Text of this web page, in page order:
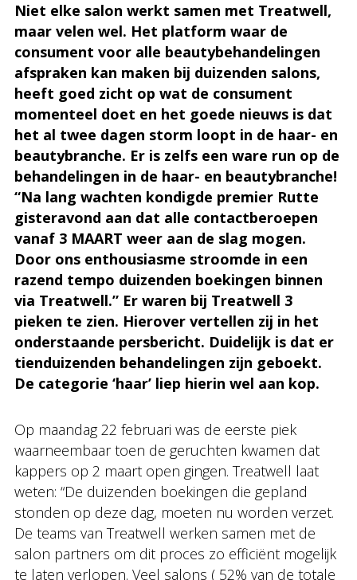
Niet elke salon werkt samen met Treatwell,
maar velen wel. Het platform waar de
consument voor alle beautybehandelingen
afspraken kan maken bij duizenden salons,
heeft goed zicht op wat de consument
momenteel doet en het goede nieuws is dat
het al twee dagen storm loopt in de haar- en
beautybranche. Er is zelfs een ware run op de
behandelingen in de haar- en beautybranche!
“Na lang wachten kondigde premier Rutte
gisteravond aan dat alle contactberoepen
vanaf 3 MAART weer aan de slag mogen.
Door ons enthousiasme stroomde in een
razend tempo duizenden boekingen binnen
via Treatwell.” Er waren bij Treatwell 3
pieken te zien. Hierover vertellen zij in het
onderstaande persbericht. Duidelijk is dat er
tienduizenden behandelingen zijn geboekt.
De categorie ‘haar’ liep hierin wel aan kop.
Op maandag 22 februari was de eerste piek
waarneembaar toen de geruchten kwamen dat
kappers op 2 maart open gingen. Treatwell laat
weten: “De duizenden boekingen die gepland
stonden op deze dag, moeten nu worden verzet.
De teams van Treatwell werken samen met de
salon partners om dit proces zo efficiënt mogelijk
te laten verlopen. Veel salons ( 52% van de totale